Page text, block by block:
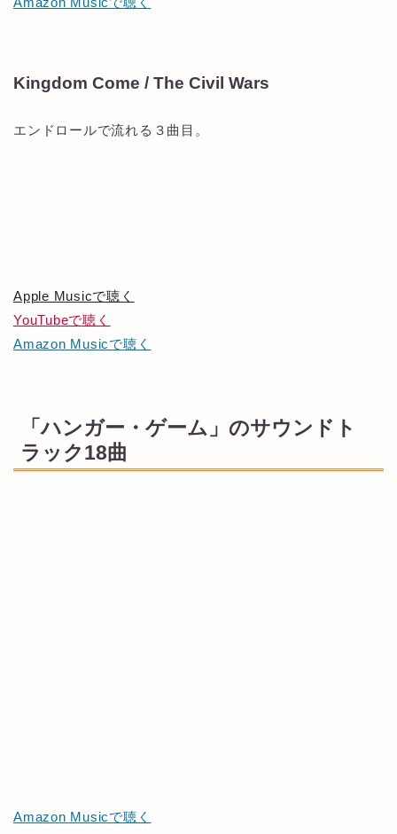
Kingdom Come / The Civil Wars
エンドロールで流れる３曲目。
Apple Musicで聴く
YouTubeで聴く
Amazon Musicで聴く
「ハンガー・ゲーム」のサウンドト
ラック18曲
Amazon Musicで聴く